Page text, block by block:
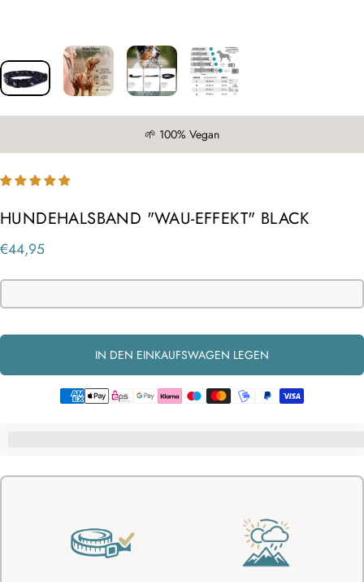
🌱 100% Vegan
HUNDEHALSBAND "WAU-EFFEKT" BLACK
€44,95
IN DEN EINKAUFSWAGEN LEGEN